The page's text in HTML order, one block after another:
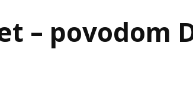
media
– povodom